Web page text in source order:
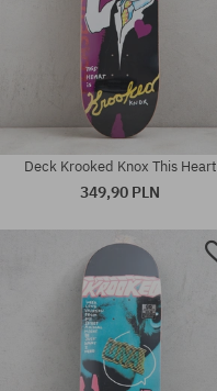
Dostępne rozmiary:
Deck Krooked Knox This Heart
349,90 PLN